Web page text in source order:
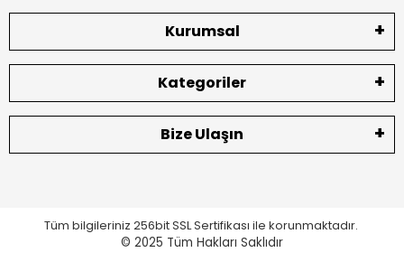
Kurumsal
Kategoriler
Bize Ulaşın
Tüm bilgileriniz 256bit SSL Sertifikası ile korunmaktadır.
© 2025 Tüm Hakları Saklıdır